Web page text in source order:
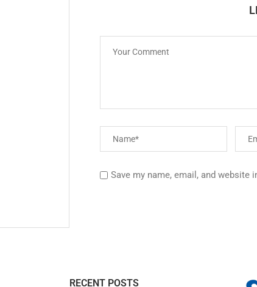
Save my name, email, and
RECENT POSTS